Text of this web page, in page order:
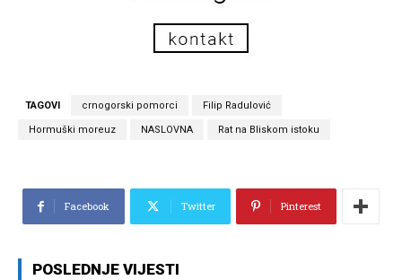
TAGOVI crnogorski pomorci Filip Radulović
Hormuški moreuz NASLOVNA Rat na Bliskom istoku
Facebook Twitter Pinterest
POSLEDNJE VIJESTI